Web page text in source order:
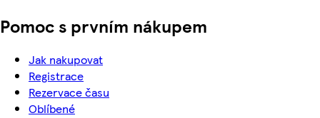
Pomoc s prvním nákupem
Jak nakupovat
Registrace
Rezervace času
Oblíbené